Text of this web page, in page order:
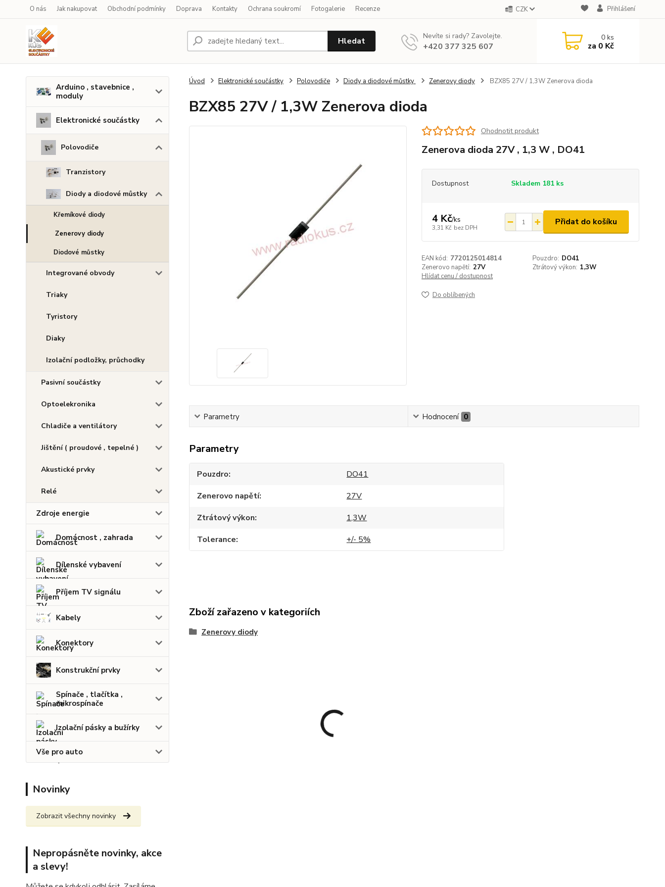
O nás Jak nakupovat Obchodní podmínky Doprava Kontakty Ochrana soukromí Fotogalerie Recenze CZK Přihlášení
Hledat Nevíte si rady? Zavolejte.
+420 377 325 607
0ks
za 0 Kč
Arduino , stavebnice ,
moduly
Elektronické součástky
Polovodiče
Tranzistory
Diody a diodové můstky
Křemíkové diody
Zenerovy diody
Diodové můstky
Integrované obvody
Triaky
Tyristory
Diaky
Izolační podložky, průchodky
Pasivní součástky
Optoelekronika
Chladiče a ventilátory
Jištění ( proudové , tepelné )
Akustické prvky
Relé
Zdroje energie
Domácnost , zahrada
Dílenské vybavení
Příjem TV signálu
Kabely
Konektory
Konstrukční prvky
Spínače , tlačítka ,
mikrospínače
Izolační pásky a bužírky
Vše pro auto
Novinky
Zobrazit všechny novinky
Nepropásněte novinky, akce
a slevy!
Úvod Elektronické součástky Polovodiče Diody a diodové můstky Zenerovy diody BZX85 27V / 1,3W Zenerova dioda
BZX85 27V / 1,3W Zenerova dioda
Ohodnotit produkt
Zenerova dioda 27V , 1,3 W , DO41
Dostupnost Skladem 181 ks
4 Kč/ks
3,31 Kč bez DPH
Přidat do košíku
EAN kód: 7720125014814 Pouzdro: DO41
Zenerovo napětí: 27V Ztrátový výkon: 1,3W
Hlídat cenu / dostupnost
Do oblíbených
Parametry Hodnocení 0
Parametry
Pouzdro
DO41
Zenerovo napětí
27V
Ztrátový výkon
1,3W
Tolerance
+/- 5%
Zboží zařazeno v kategoriích
Zenerovy diody